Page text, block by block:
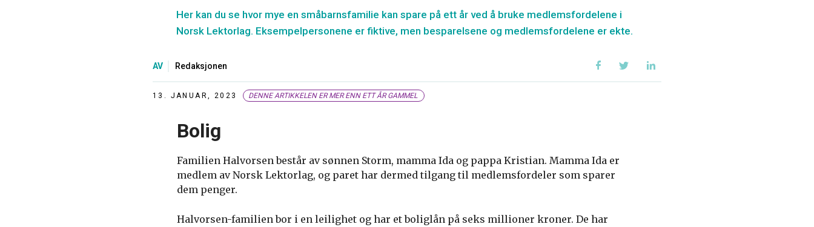
Her kan du se hvor mye en småbarnsfamilie kan spare på ett år ved å bruke medlemsfordelene i
Norsk Lektorlag. Eksempelpersonene er fiktive, men besparelsene og medlemsfordelene er ekte.
AV Redaksjonen
13. JANUAR, 2023 DENNE ARTIKKELEN ER MER ENN ETT ÅR GAMMEL
Bolig
Familien Halvorsen består av sønnen Storm, mamma Ida og pappa Kristian. Mamma Ida er
medlem av Norsk Lektorlag, og paret har dermed tilgang til medlemsfordeler som sparer
dem penger.
Halvorsen-familien bor i en leilighet og har et boliglån på seks millioner kroner. De har